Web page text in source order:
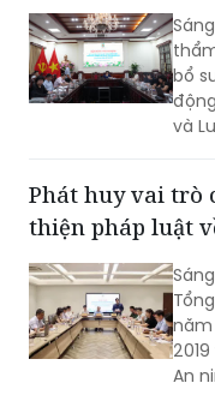
bổ
và
Phát huy vai trò
thiện pháp luật
năm
An